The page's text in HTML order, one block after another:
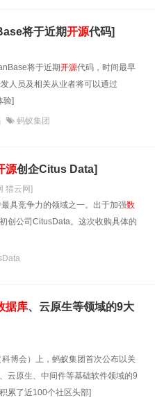
将于近期开源代码]
将于近期开源代码，时间最早
人员及相关从业者将可以通过
验]
蚂蚁集团
源创企Citus Data]
猎云网]
具竞争力的领域之一。出于加强数
初创公司CitusData。这次收购具体的
据库、云原生等领域的9大
博会）上，蚂蚁集团首次公布以关
、云原生、中间件等基础软件领域的9
累了近100个社区头部]